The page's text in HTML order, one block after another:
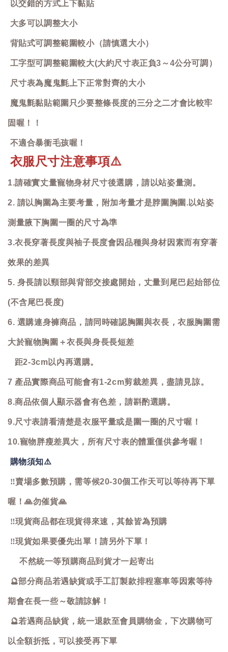
以交錯的方式上下黏貼
大多可以調整大小
背貼式可調整範圍較小（請慎選大小）
工字型可調整範圍較大(大約尺寸表正負3～4公分可調）
尺寸表為魔鬼氈上下正常對齊的大小
魔鬼氈黏貼範圍只少要整條長度的三分之二才會比較牢
固喔！！
不適合暴衝毛孩喔！
衣服尺寸注意事項⚠️
1.請確實丈量寵物身材尺寸後選購，請以站姿量測。
2. 請以胸圍為主要考量，附加考量才是脖圍胸圍.以站姿
測量腋下胸圍一圈的尺寸為準
3.衣長穿著長度與袖子長度會因品種與身材因素而有穿著
效果的差異
5. 身長請以頸部與背部交接處開始，丈量到尾巴起始部位
(不含尾巴長度)
6. 選購連身褲商品，請同時確認胸圍與衣長，衣服胸圍需
大於寵物胸圍＋衣長與身長長短差
距2-3cm以內再選購。
7 產品實際商品可能會有1-2cm剪裁差異，盡請見諒。
8.商品依個人顯示器會有色差，請斟酌選購。
9.尺寸表請看清楚是衣服平量或是圍一圈的尺寸喔！
10.寵物胖瘦差異大，所有尺寸表的體重僅供參考喔！
購物須知⚠️
‼️賣場多數預購，需等候20-30個工作天可以等待再下單
喔！🙏勿催貨🙏
‼️現貨商品都在現貨得來速，其餘皆為預購
‼️現貨如果要優先出單！請另外下單！
不然統一等預購商品到貨才一起寄出
🔮部分商品若遇缺貨或手工訂製款排程塞車等因素等待
期會在長一些～敬請諒解！
🔮若遇商品缺貨，統一退款至會員購物金，下次購物可
以全額折抵，可以接受再下單